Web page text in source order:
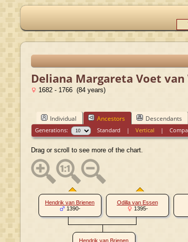
Deliana Margareta Voet van
1682 - 1766 (84 years)
Individual Ancestors Descendants
Generations: Standard |Vertical |
Drag or scroll to see more of the chart.
Hendrik van Brienen
1390-
Odilla van Essen
1395-
Hendrik van Brienen